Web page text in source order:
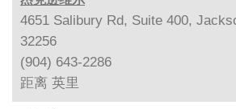
4651 Salibury Rd, Suite 400,
32256
(904) 643-2286
距离 英里